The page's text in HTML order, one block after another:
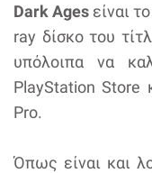
Dark Ages είναι
ray δίσκο του
υπόλοιπα να
PlayStation Store
Pro.
Όπως είναι και